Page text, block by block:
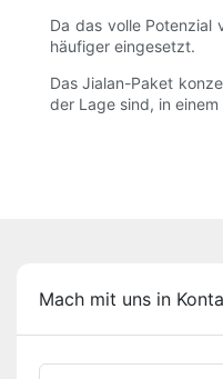
Da das volle
häufiger eingesetzt.
Das Jialan-Paket
der Lage sind, in
Mach mit uns in